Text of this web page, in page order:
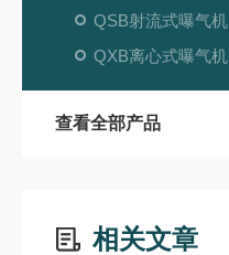
QSB射流式曝气机
QXB离心式曝气机
查看全部产品
相关文章